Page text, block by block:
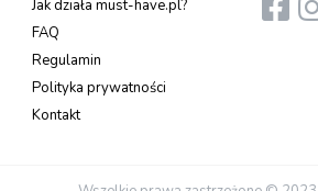
Jak działa must-have.pl?
FAQ
Regulamin
Polityka prywatności
Kontakt